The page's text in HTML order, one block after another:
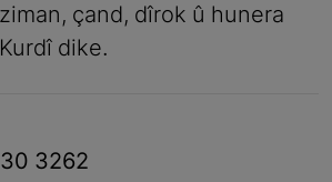
ziman, çand, dîrok û hunera
Kurdî dike.
3262